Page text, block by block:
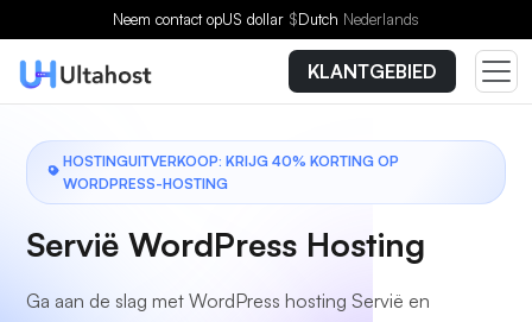
Neem contact opUS dollar $Dutch Nederlands
KLANTGEBIED
HOSTINGUITVERKOOP: KRIJG 40% KORTING OP
WORDPRESS-HOSTING
Servië WordPress Hosting
Ga aan de slag met WordPress hosting Servië en